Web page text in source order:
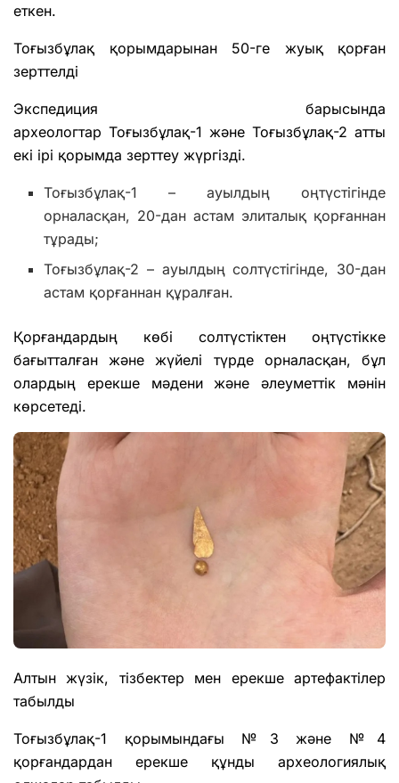
еткен.
Тоғызбұлақ қорымдарынан 50-ге жуық қорған
зерттелді
Экспедиция барысында
археологтар Тоғызбұлақ-1 және Тоғызбұлақ-2 атты
екі ірі қорымда зерттеу жүргізді.
Тоғызбұлақ-1 – ауылдың оңтүстігінде
орналасқан, 20-дан астам элиталық қорғаннан
тұрады;
Тоғызбұлақ-2 – ауылдың солтүстігінде, 30-дан
астам қорғаннан құралған.
Қорғандардың көбі солтүстіктен оңтүстікке
бағытталған және жүйелі түрде орналасқан, бұл
олардың ерекше мәдени және әлеуметтік мәнін
көрсетеді.
Алтын жүзік, тізбектер мен ерекше артефактілер
табылды
Тоғызбұлақ-1 қорымындағы №3 және №4
қорғандардан ерекше құнды археологиялық